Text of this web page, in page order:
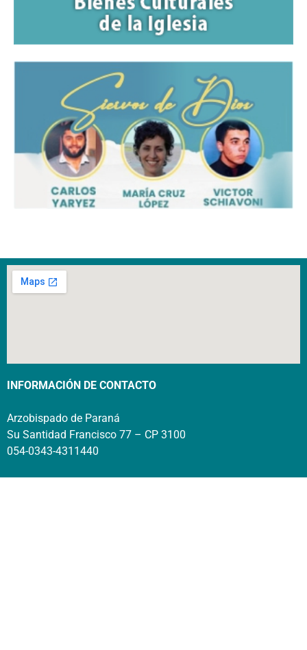
INFORMACIÓN DE CONTACTO
Arzobispado de Paraná
Su Santidad Francisco 77 – CP 3100
054-0343-4311440